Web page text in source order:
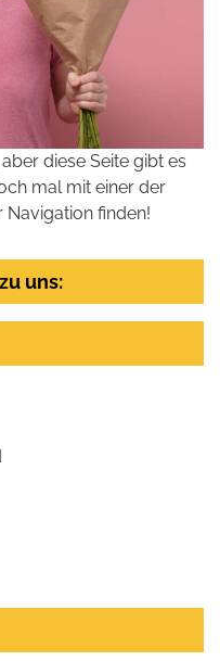
diese Seite gibt es
mal mit einer der
Navigation finden!
uns: